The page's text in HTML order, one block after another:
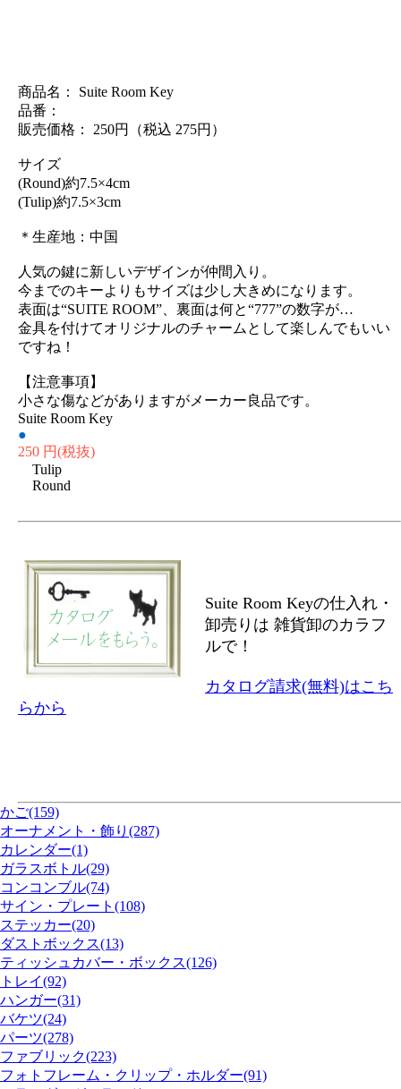
商品名： Suite Room Key
品番：
販売価格： 250円（税込 275円）
サイズ
(Round)約7.5×4cm
(Tulip)約7.5×3cm
＊生産地：中国
人気の鍵に新しいデザインが仲間入り。
今までのキーよりもサイズは少し大きめになります。
表面は“SUITE ROOM”、裏面は何と“777”の数字が…
金具を付けてオリジナルのチャームとして楽しんでもいい
ですね！
【注意事項】
小さな傷などがありますがメーカー良品です。
Suite Room Key
●
250 円(税抜)
Tulip
Round
Suite Room Keyの仕入れ・
卸売りは 雑貨卸のカラフ
ルで！
カタログ請求(無料)はこち
らから
かご(159)
オーナメント・飾り(287)
カレンダー(1)
ガラスボトル(29)
コンコンブル(74)
サイン・プレート(108)
ステッカー(20)
ダストボックス(13)
ティッシュカバー・ボックス(126)
トレイ(92)
ハンガー(31)
バケツ(24)
パーツ(278)
ファブリック(223)
フォトフレーム・クリップ・ホルダー(91)